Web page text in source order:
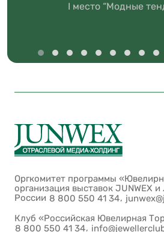
I место “Модные
Оргкомитет программы
организация выставок JUNWEX
России 8 800 550 41 34,
Клуб «Российская Ювелирная
8 800 550 41 34,